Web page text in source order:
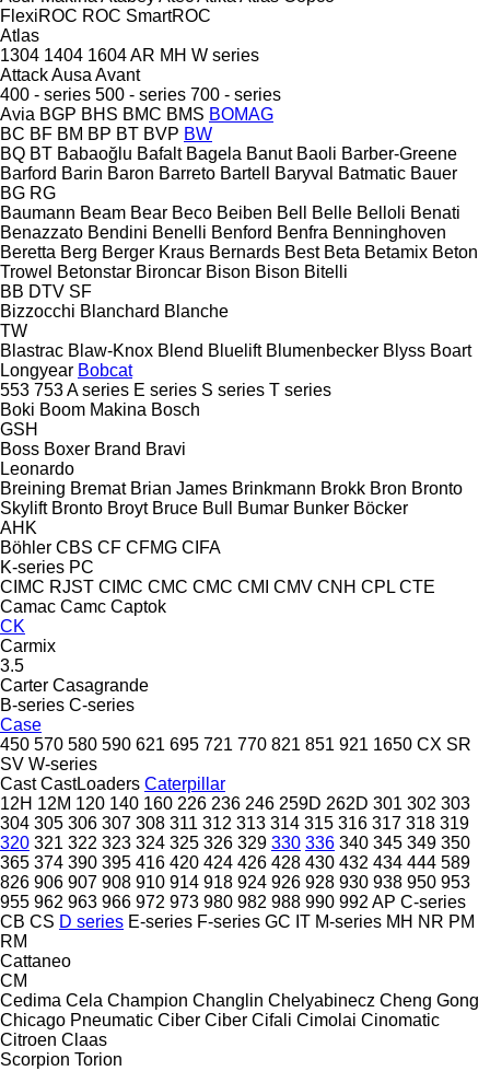
FlexiROC ROC SmartROC
Atlas
1304 1404 1604AR MH W series
AttackAusa Avant
400 - series 500 - series 700 - series
Avia BGP BHS BMC BMS BOMAG
BC BF BM BP BT BVP BW
BQ BT Babaoğlu Bafalt Bagela Banut Baoli Barber-Greene
Barford Barin Baron Barreto Bartell Baryval Batmatic Bauer
BG RG
Baumann Beam Bear Beco Beiben Bell Belle Belloli Benati
Benazzato Bendini Benelli Benford Benfra Benninghoven
Beretta Berg Berger Kraus Bernards Best Beta Betamix Beton
Trowel Betonstar Bironcar Bison Bison Bitelli
BB DTV SF
Bizzocchi Blanchard Blanche
TW
Blastrac Blaw-Knox Blend Bluelift Blumenbecker Blyss Boart
Longyear Bobcat
553 753A series E series S series T series
Boki Boom Makina Bosch
GSH
Boss Boxer Brand Bravi
Leonardo
Breining Bremat Brian James Brinkmann Brokk Bron Bronto
Skylift Bronto Broyt Bruce Bull Bumar Bunker Böcker
AHK
Böhler CBS CF CFMG CIFA
K-series PC
CIMC RJST CIMC CMC CMC CMI CMV CNH CPL CTE
Camac Camc Captok
CK
Carmix
3.5
Carter Casagrande
B-series C-series
Case
450 570 580 590 621 695 721 770 821 851 921 1650 CX SR
SV W-series
Cast CastLoaders Caterpillar
12H 12M 120 140 160 226 236 246 259D 262D 301 302 303
304 305 306 307 308 311 312 313 314 315 316 317 318 319
320 321 322 323 324 325 326 329 330 336 340 345 349 350
365 374 390 395 416 420 424 426 428 430 432 434 444 589
826 906 907 908 910 914 918 924 926 928 930 938 950 953
955 962 963 966 972 973 980 982 988 990 992 AP C-series
CB CS D series E-series F-series GC IT M-series MH NR PM
RM
Cattaneo
CM
Cedima Cela Champion Changlin Chelyabinecz Cheng Gong
Chicago Pneumatic Ciber Ciber Cifali Cimolai Cinomatic
Citroen Claas
Scorpion Torion